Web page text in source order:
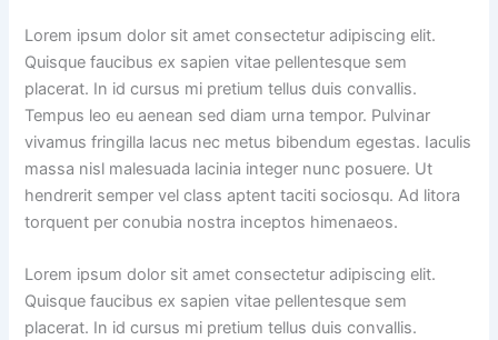
Lorem ipsum dolor sit amet consectetur adipiscing elit.
Quisque faucibus ex sapien vitae pellentesque sem
placerat. In id cursus mi pretium tellus duis convallis.
Tempus leo eu aenean sed diam urna tempor. Pulvinar
vivamus fringilla lacus nec metus bibendum egestas. Iaculis
massa nisl malesuada lacinia integer nunc posuere. Ut
hendrerit semper vel class aptent taciti sociosqu. Ad litora
torquent per conubia nostra inceptos himenaeos.
Lorem ipsum dolor sit amet consectetur adipiscing elit.
Quisque faucibus ex sapien vitae pellentesque sem
placerat. In id cursus mi pretium tellus duis convallis.